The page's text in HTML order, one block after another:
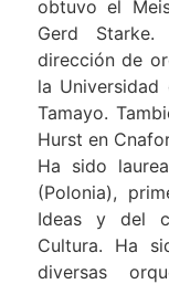
obtuvo el
Gerd
dirección de
la
Tamayo.
Hurst en
Ha sido
(Polonia),
Ideas y del
Cultura. Ha
diversas